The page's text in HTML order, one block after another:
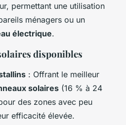
permettant une utilisation
ménagers ou un
électrique.
disponibles
: Offrant le meilleur
solaires (16 % à 24
des zones avec peu
efficacité élevée.